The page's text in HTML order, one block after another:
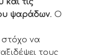
τις
ψαράδων. Ο
να
τους